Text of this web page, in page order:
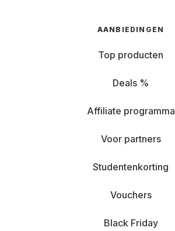
AANBIEDINGEN
Top producten
Deals %
Affiliate programma
Voor partners
Studentenkorting
Vouchers
Black Friday